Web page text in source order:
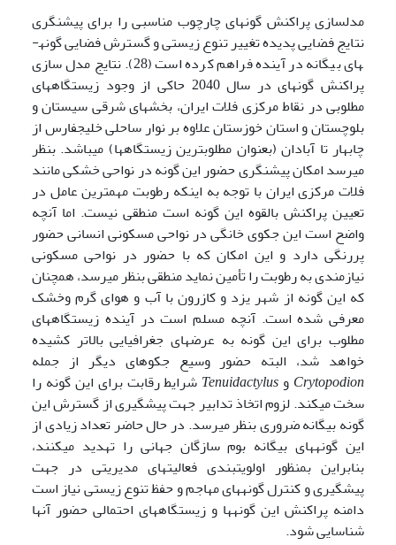
مدل­سازی پراکنش گونه­ای چارچوب مناسبی را برای پیش­نگری
نتایج فضایی پدیده تغییر تنوع زیستی و گسترش فضایی گونه­
های بیگانه در آینده فراهم کرده است (28). نتایج مدل سازی
پراکنش گونه­ای در سال 2040 حاکی از وجود زیستگاه­های
مطلوبی در نقاط مرکزی فلات ایران، بخش­های شرقی سیستان و
بلوچستان و استان خوزستان علاوه بر نوار ساحلی خلیج­فارس از
چابهار تا آبادان (بعنوان مطلوبترین زیستگاه­ها) می­باشد. بنظر
می­رسد امکان پیش­نگری حضور این گونه در نواحی خشکی مانند
فلات مرکزی ایران با توجه به اینکه رطوبت مهمترین عامل در
تعیین پراکنش بالقوه این گونه است منطقی نیست. اما آنچه
واضح است این جکوی خانگی در نواحی مسکونی انسانی حضور
پررنگی دارد و این امکان که با حضور در نواحی مسکونی
نیازمندی به رطوبت را تأمین نماید منطقی بنظر می­رسد، همچنان
که این گونه از شهر یزد و کازرون با آب و هوای گرم وخشک
معرفی شده است. آنچه مسلم است در آینده زیستگاه­های
مطلوب برای این گونه به عرض­های جغرافیایی بالاتر کشیده
خواهد شد، البته حضور وسیع جکوهای دیگر از جمله
Crytopodion و Tenuidactylus شرایط رقابت برای این گونه را
سخت می­کند. لزوم اتخاذ تدابیر جهت پیشگیری از گسترش این
گونه بیگانه ضروری بنظر می­رسد. در حال حاضر تعداد زیادی از
این گونه­های بیگانه بوم سازگان جهانی را تهدید می­کنند،
بنابراین بمنظور اولویت­بندی فعالیت­های مدیریتی در جهت
پیشگیری و کنترل گونه­های مهاجم و حفظ تنوع زیستی نیاز است
دامنه پراکنش این گونه­ها و زیستگاه­های احتمالی حضور آنها
شناسایی شود.